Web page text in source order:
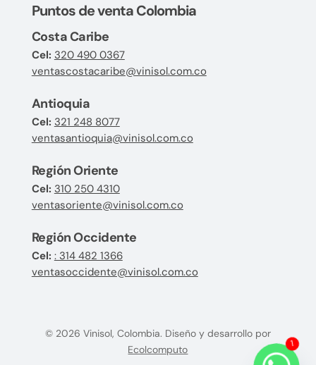
Puntos de venta Colombia
Costa Caribe
Cel: 320 490 0367
ventascostacaribe@vinisol.com.co
Antioquia
Cel: 321 248 8077
ventasantioquia@vinisol.com.co
Región Oriente
Cel: 310 250 4310
ventasoriente@vinisol.com.co
Región Occidente
Cel: : 314 482 1366
ventasoccidente@vinisol.com.co
© 2026 Vinisol, Colombia. Diseño y desarrollo por
Ecolcomputo
1